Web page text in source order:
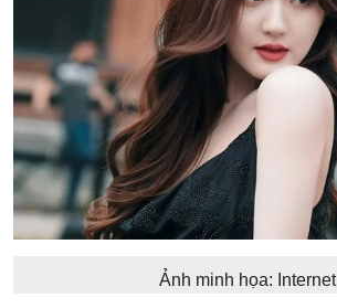
Ảnh minh họa: Internet